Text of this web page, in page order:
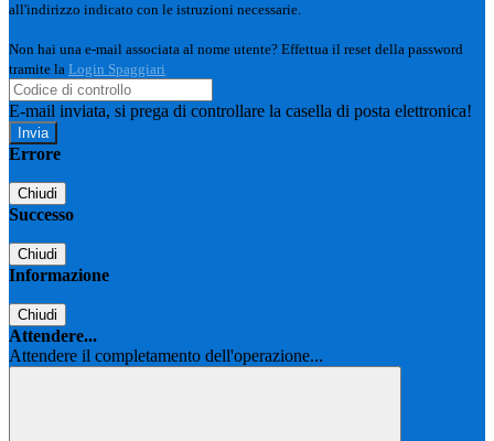
all'indirizzo indicato con le istruzioni necessarie.
Non hai una e-mail associata al nome utente? Effettua il reset della password
tramite la Login Spaggiari
E-mail inviata, si prega di controllare la casella di posta elettronica!
Errore
Chiudi
Successo
Chiudi
Informazione
Chiudi
Attendere...
Attendere il completamento dell'operazione...